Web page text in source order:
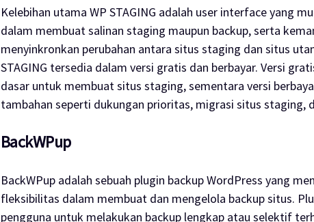
Kelebihan utama WP STAGING adalah user interfaceyang
dalam membuat salinan staging maupun backup, serta
menyinkronkan perubahan antara situs staging dan situs
STAGING tersedia dalam versi gratis dan berbayar. Versi
dasar untuk membuat situs staging, sementara versi
tambahan seperti dukungan prioritas, migrasi situs staging,
BackWPup
BackWPup adalah sebuah plugin backupWordPress yang
fleksibilitas dalam membuat dan mengelola backupsitus.
pengguna untuk melakukan backup lengkap atau selektif